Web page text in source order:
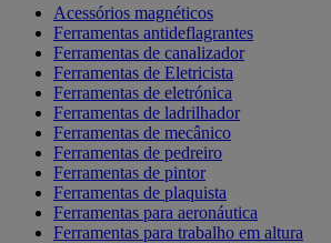
Acessórios magnéticos
Ferramentas antideflagrantes
Ferramentas de canalizador
Ferramentas de Eletricista
Ferramentas de eletrónica
Ferramentas de ladrilhador
Ferramentas de mecânico
Ferramentas de pedreiro
Ferramentas de pintor
Ferramentas de plaquista
Ferramentas para aeronáutica
Ferramentas para trabalho em altura